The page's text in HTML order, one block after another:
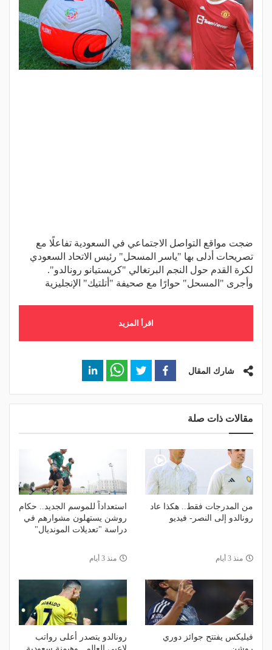
ضجت مواقع التواصل الاجتماعي في السعودية تفاعلًا مع
تصريحات أدلى بها "ياسر المسحل" رئيس الاتحاد السعودي
لكرة القدم حول النجم البرتغالي "كريستيانو رونالدو".
وأجرى "المسحل" حوارًا مع صحيفة "أتلتيك" الإنجليزية
اقرأ المزيد
شارك المقال
مقالات ذات صلة
من المدرجات فقط.. هكذا عاد
رونالدو إلى النصر- فيديو
منذ 3 أيام
استعداداً للموسم الجديد.. حكام
روشن يستهلون مشوارهم في
دراسة "تعديلات المونديال"
منذ 3 أيام
فيليكس يفتتح جوائز دوري
رونالدو يتصدر أعلى رواتب